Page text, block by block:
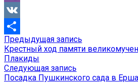
Viber
VK
Отправить
Навигация
по
записям
Предыдущая запись
запись:
Крестный ход памяти
Плакиды
Следующая запись
запись:
Посадка Пушкинского сада в